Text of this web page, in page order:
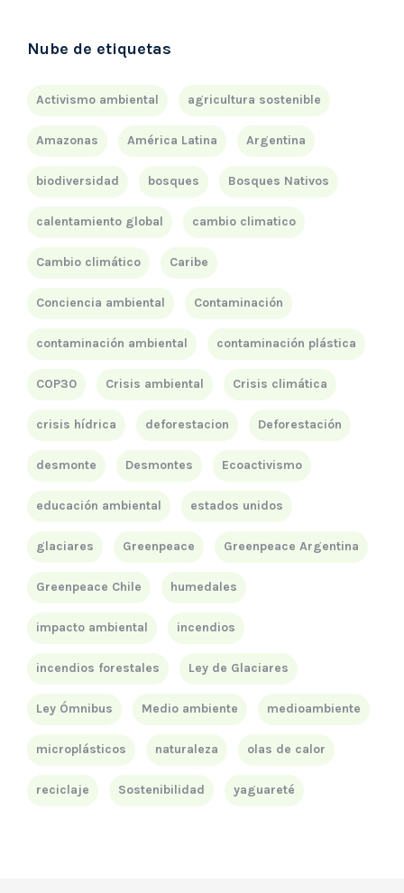
Nube de etiquetas
Activismo ambiental agricultura sostenible
Amazonas América Latina Argentina
biodiversidad bosques Bosques Nativos
calentamiento global cambio climatico
Cambio climático Caribe
Conciencia ambiental Contaminación
contaminación ambiental contaminación plástica
COP30 Crisis ambiental Crisis climática
crisis hídrica deforestacion Deforestación
desmonte Desmontes Ecoactivismo
educación ambiental estados unidos
glaciares Greenpeace Greenpeace Argentina
Greenpeace Chile humedales
impacto ambiental incendios
incendios forestales Ley de Glaciares
Ley Ómnibus Medio ambiente medioambiente
microplásticos naturaleza olas de calor
reciclaje Sostenibilidad yaguareté